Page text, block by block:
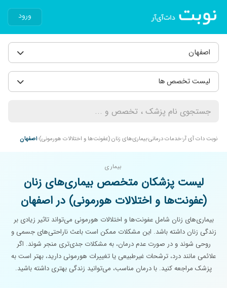
ورود
اصفهان
لیست تخصص ها
نوبت دات آی آر خدمات درمانیبیماری‌های زنان (عفونت‌ها و اختلالات هورمونی) اصفهان
بیماری
لیست پزشکان متخصص بیماری‌های زنان
(عفونت‌ها و اختلالات هورمونی) در اصفهان
بیماری‌های زنان شامل عفونت‌ها و اختلالات هورمونی می‌تواند تاثیر زیادی بر
زندگی زنان داشته باشد. این مشکلات ممکن است باعث ناراحتی‌های جسمی و
روحی شوند و در صورت عدم درمان، به مشکلات جدی‌تری منجر شوند. اگر
علائمی مانند درد، ترشحات غیرطبیعی یا تغییرات هورمونی دارید، بهتر است به
پزشک مراجعه کنید. با درمان مناسب، می‌توانید زندگی بهتری داشته باشید.